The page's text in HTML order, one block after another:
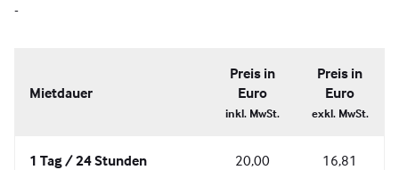
-
Mietdauer
Preis in
Euro
inkl. MwSt.
Preis in
Euro
exkl. MwSt.
1 Tag / 24 Stunden 20,00 16,81